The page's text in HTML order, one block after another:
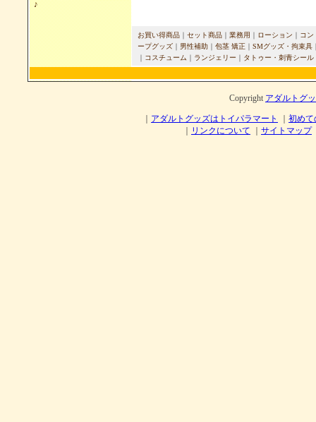
♪
お買い得商品 ｜ セット商品 ｜ 業務用 ｜ ローション ｜ コン
ープグッズ ｜ 男性補助 ｜ 包茎 矯正 ｜ SMグッズ・拘束具
｜ コスチューム ｜ ランジェリー ｜ タトゥー・刺青シール
Copyright アダルトグ
アダルトグッズはトイパラマート
初めて
リンクについて サイトマップ